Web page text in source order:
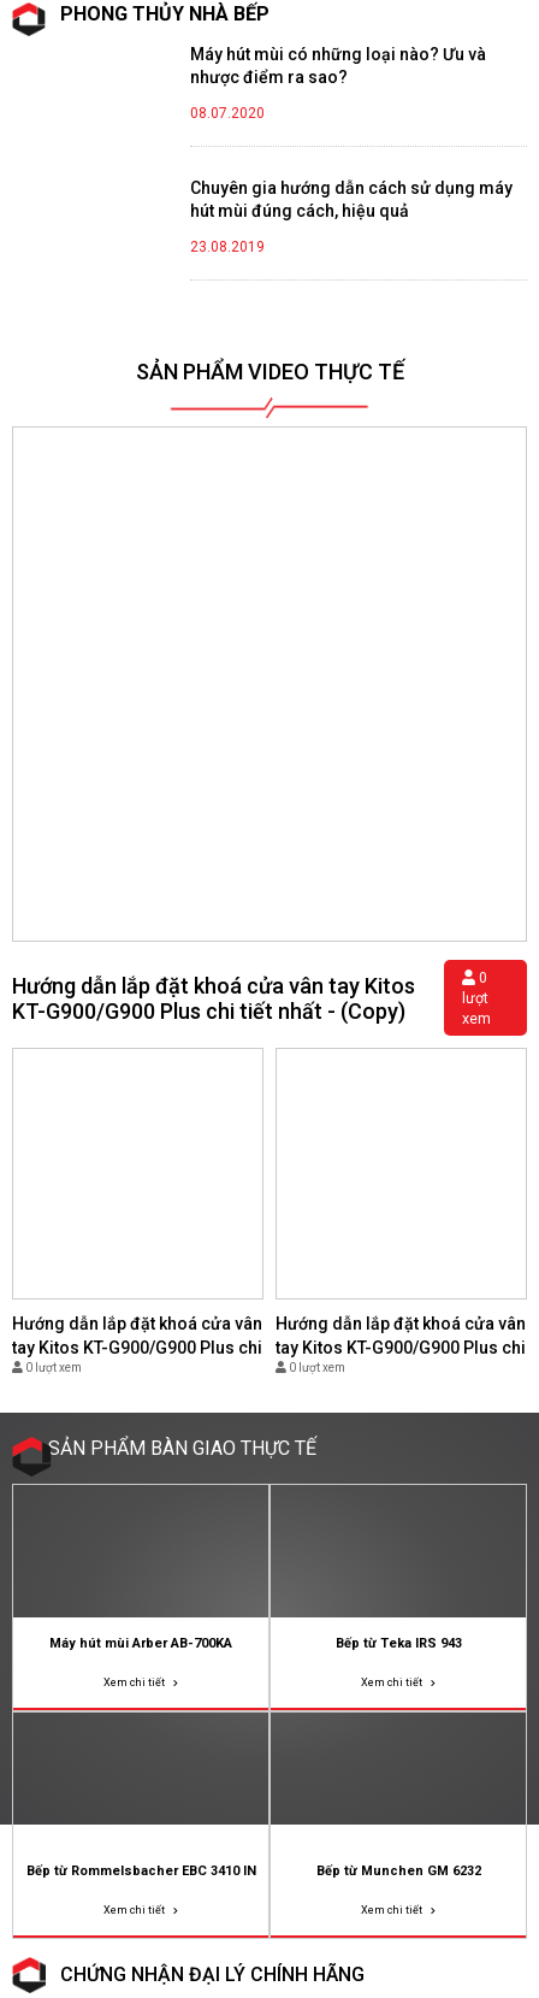
PHONG THỦY NHÀ BẾP
Máy hút mùi có những loại nào? Ưu và
nhược điểm ra sao?
08.07.2020
Chuyên gia hướng dẫn cách sử dụng máy
hút mùi đúng cách, hiệu quả
23.08.2019
SẢN PHẨM VIDEO THỰC TẾ
Hướng dẫn lắp đặt khoá cửa vân tay Kitos
KT-G900/G900 Plus chi tiết nhất - (Copy)
0
lượt
xem
Hướng dẫn lắp đặt khoá cửa vân
tay Kitos KT-G900/G900 Plus chi
tiết nhất - (Copy)
0 lượt xem
Hướng dẫn lắp đặt khoá cửa vân
tay Kitos KT-G900/G900 Plus chi
tiết nhất - (Copy)
0 lượt xem
SẢN PHẨM BÀN GIAO THỰC TẾ
Máy hút mùi Arber AB-700KA
Xem chi tiết
Bếp từ Teka IRS 943
Xem chi tiết
Bếp từ Rommelsbacher EBC 3410 IN
Xem chi tiết
Bếp từ Munchen GM 6232
Xem chi tiết
CHỨNG NHẬN ĐẠI LÝ CHÍNH HÃNG